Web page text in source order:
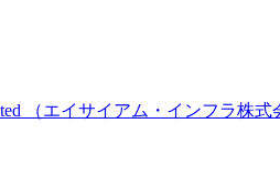
（エイサイアム・インフラ株